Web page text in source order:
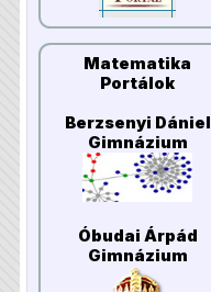
Matematika
Portálok
Berzsenyi Dániel
Gimnázium
Óbudai Árpád
Gimnázium